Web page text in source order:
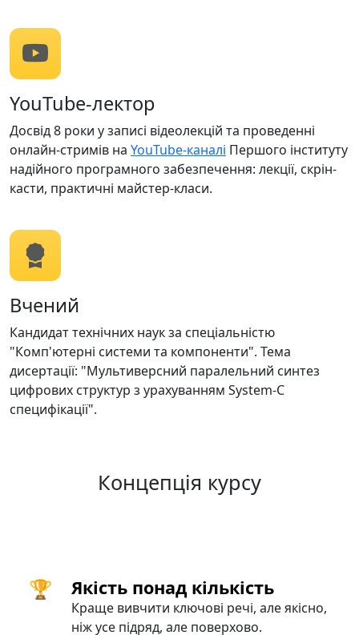
YouTube-лектор
Досвід 8 роки у записі відеолекцій та проведенні
онлайн-стримів на YouTube-каналі Першого інституту
надійного програмного забезпечення: лекції, скрін-
касти, практичні майстер-класи.
Вчений
Кандидат технічних наук за спеціальністю
"Комп'ютерні системи та компоненти". Тема
дисертації: "Мультиверсний паралельний синтез
цифрових структур з урахуванням System-C
специфікації".
Концепція курсу
🏆 Якість понад кількість
Краще вивчити ключові речі, але якісно,
ніж усе підряд, але поверхово.